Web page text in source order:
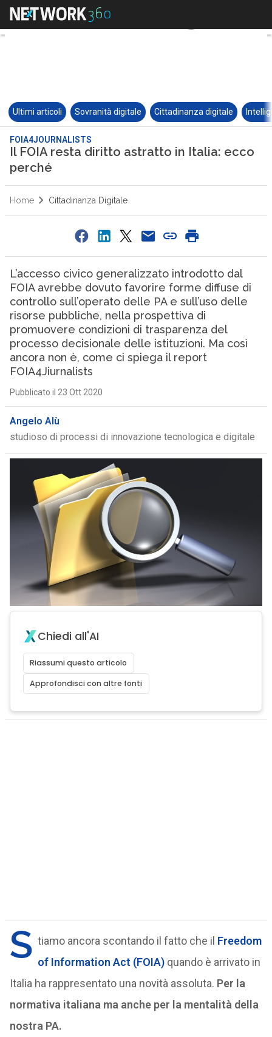
Ultimi articoli Sovranità digitale Cittadinanza digitale
FOIA4JOURNALISTS
Il FOIA resta diritto astratto in Italia: ecco
perché
Home Cittadinanza Digitale
L’accesso civico generalizzato introdotto dal
FOIA avrebbe dovuto favorire forme diffuse di
controllo sull’operato delle PA e sull’uso delle
risorse pubbliche, nella prospettiva di
promuovere condizioni di trasparenza del
processo decisionale delle istituzioni. Ma così
ancora non è, come ci spiega il report
FOIA4Jiurnalists
Pubblicato il 23 Ott 2020
Angelo Alù
studioso di processi di innovazione tecnologica e digitale
Chiedi all'AI
Riassumi questo articolo
Approfondisci con altre fonti
S tiamo ancora scontando il fatto che il Freedom
of Information Act (FOIA)quando è arrivato in
Italia ha rappresentato una novità assoluta. Per la
normativa italiana ma anche per la mentalità della
nostra PA.